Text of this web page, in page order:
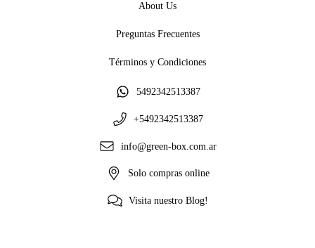
About Us
Preguntas Frecuentes
Términos y Condiciones
5492342513387
+5492342513387
info@green-box.com.ar
Solo compras online
Visita nuestro Blog!